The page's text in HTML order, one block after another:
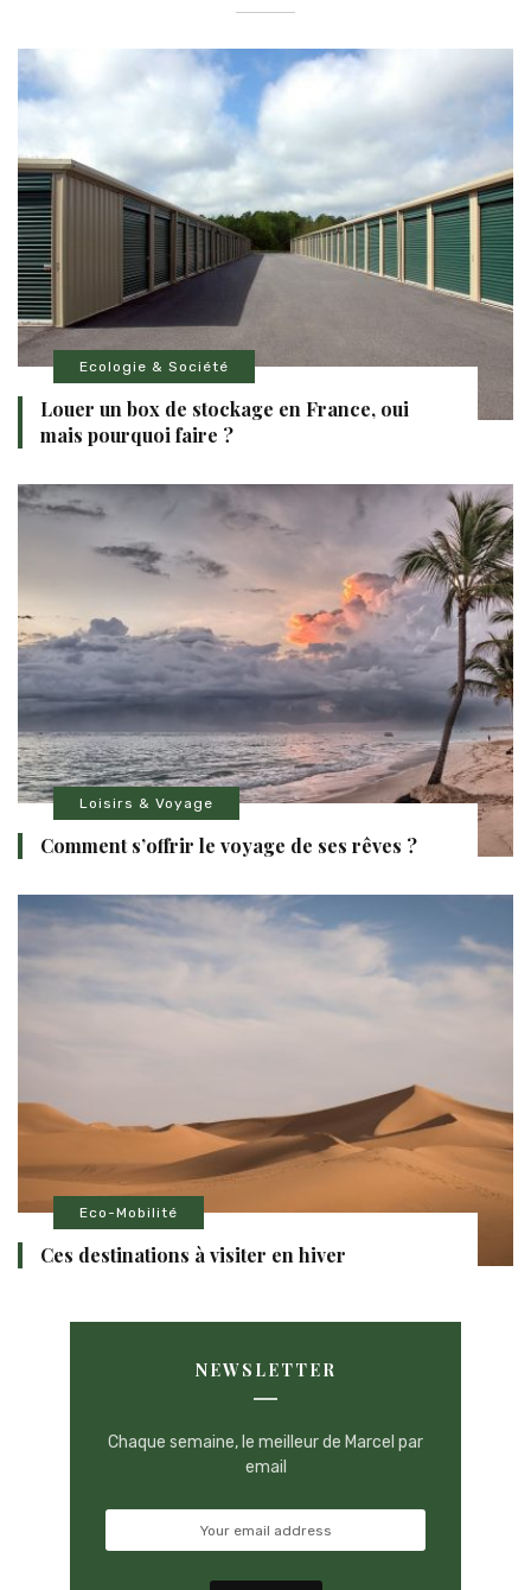
Ecologie & Société
Louer un box de stockage en France, oui
mais pourquoi faire ?
Loisirs & Voyage
Comment s’offrir le voyage de ses rêves ?
Eco-Mobilité
Ces destinations à visiter en hiver
NEWSLETTER
Chaque semaine, le meilleur de Marcel par
email